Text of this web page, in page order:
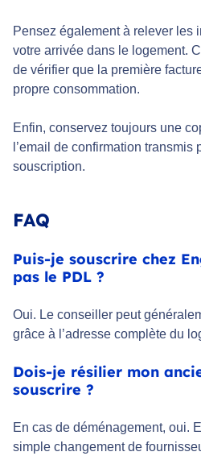
Pensez également à relever les
votre arrivée dans le logement.
de vérifier que la première
propre consommation.
Enfin, conservez toujours une
l’email de confirmation transmis
souscription.
FAQ
Puis-je souscrire chez
pas le PDL ?
Oui. Le conseiller peut
grâce à l’adresse complète du
Dois-je résilier mon
souscrire ?
En cas de déménagement, oui.
simple changement de